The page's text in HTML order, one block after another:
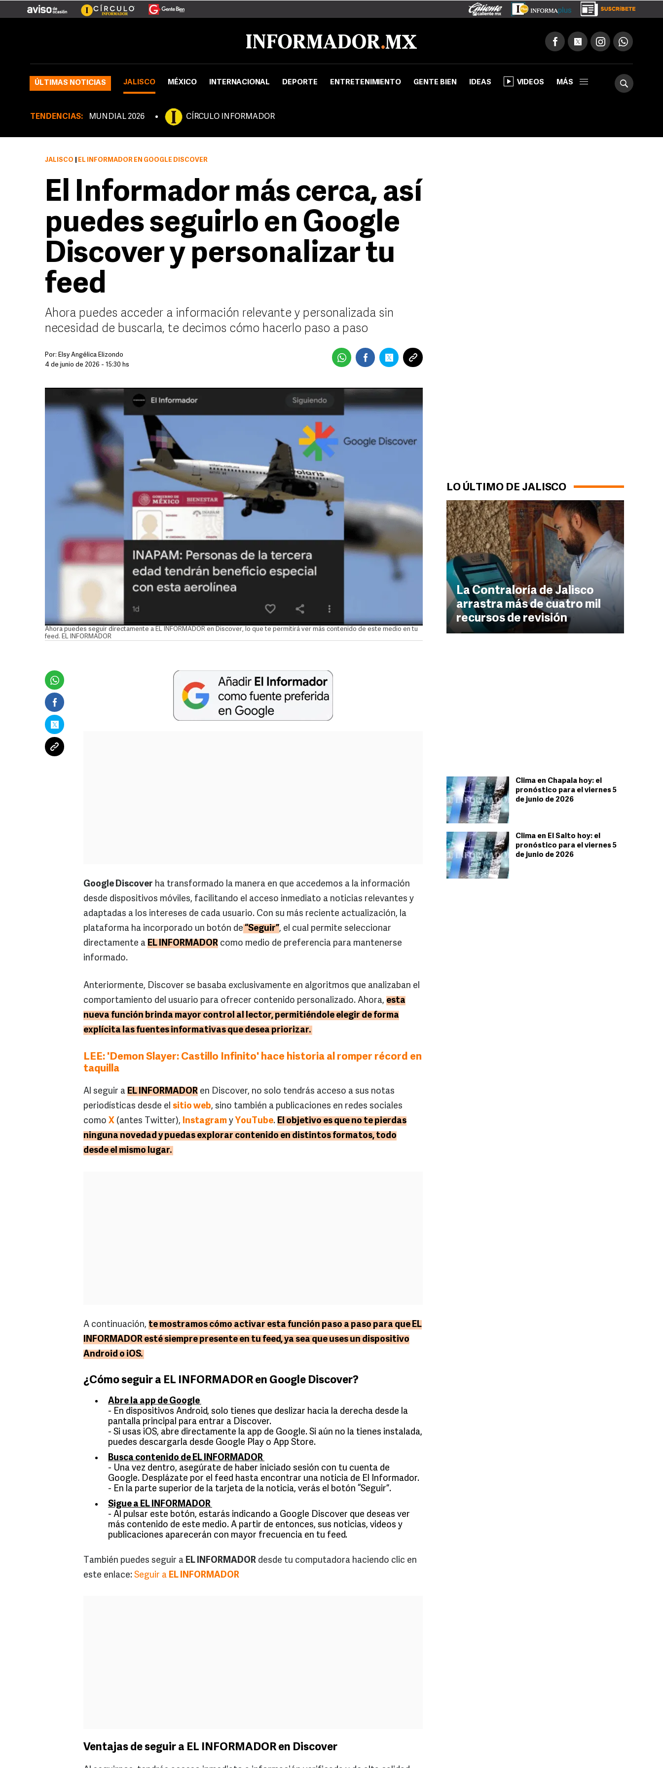
ÚLTIMAS NOTICIAS JALISCO MÉXICO INTERNACIONAL DEPORTE ENTRETENIMIENTO GENTE BIEN IDEAS VIDEOS MÁS
TENDENCIAS: MUNDIAL 2026 CÍRCULO INFORMADOR
LO ÚLTIMO DE JALISCO
La Contraloría de Jalisco
arrastra más de cuatro mil
recursos de revisión
Clima en Chapala hoy: el
pronóstico para el viernes 5
de junio de 2026
Clima en El Salto hoy: el
pronóstico para el viernes 5
de junio de 2026
JALISCO EL INFORMADOR EN GOOGLE DISCOVER
El Informador más cerca, así
puedes seguirlo en Google
Discover y personalizar tu
feed
Ahora puedes acceder a información relevante y personalizada sin
necesidad de buscarla, te decimos cómo hacerlo paso a paso
Por: Elsy Angélica Elizondo
4 de junio de 2026 - 15:30 hs
Ahora puedes seguir directamente a EL INFORMADOR en Discover, lo que te permitirá ver más contenido de este medio en tu
feed. EL INFORMADOR
Google Discover ha transformado la manera en que accedemos a la información
desde dispositivos móviles, facilitando el acceso inmediato a noticias relevantes y
adaptadas a los intereses de cada usuario. Con su más reciente actualización, la
plataforma ha incorporado un botón de “Seguir”, el cual permite seleccionar
directamente a EL INFORMADOR como medio de preferencia para mantenerse
informado.
Anteriormente, Discover se basaba exclusivamente en algoritmos que analizaban el
comportamiento del usuario para ofrecer contenido personalizado. Ahora, esta
nueva función brinda mayor control al lector, permitiéndole elegir de forma
explícita las fuentes informativas que desea priorizar.
LEE: 'Demon Slayer: Castillo Infinito' hace historia al romper récord en
taquilla
Al seguir a EL INFORMADOR en Discover, no solo tendrás acceso a sus notas
periodísticas desde el sitio web, sino también a publicaciones en redes sociales
como X (antes Twitter), Instagram y YouTube. El objetivo es que no te pierdas
ninguna novedad y puedas explorar contenido en distintos formatos, todo
desde el mismo lugar.
A continuación, te mostramos cómo activar esta función paso a paso para que EL
INFORMADOR esté siempre presente en tu feed, ya sea que uses un dispositivo
Android o iOS.
¿Cómo seguir a EL INFORMADOR en Google Discover?
Abre la app de Google
- En dispositivos Android, solo tienes que deslizar hacia la derecha desde la
pantalla principal para entrar a Discover.
- Si usas iOS, abre directamente la app de Google. Si aún no la tienes instalada,
puedes descargarla desde Google Play o App Store.
Busca contenido de EL INFORMADOR
- Una vez dentro, asegúrate de haber iniciado sesión con tu cuenta de
Google. Desplázate por el feed hasta encontrar una noticia de El Informador.
- En la parte superior de la tarjeta de la noticia, verás el botón “Seguir”.
Sigue a EL INFORMADOR
- Al pulsar este botón, estarás indicando a Google Discover que deseas ver
más contenido de este medio. A partir de entonces, sus noticias, videos y
publicaciones aparecerán con mayor frecuencia en tu feed.
También puedes seguir a EL INFORMADOR desde tu computadora haciendo clic en
este enlace: Seguir a EL INFORMADOR
Ventajas de seguir a EL INFORMADOR en Discover